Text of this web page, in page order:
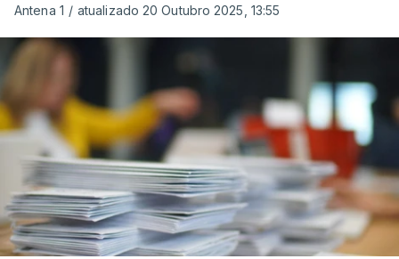
Antena 1 / atualizado 20 Outubro 2025, 13:55